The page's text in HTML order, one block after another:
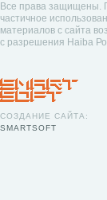
Все права защищены.
частичное
материалов с сайта
с разрешения Haiba
СОЗДАНИЕ САЙТА:
SMARTSOFT